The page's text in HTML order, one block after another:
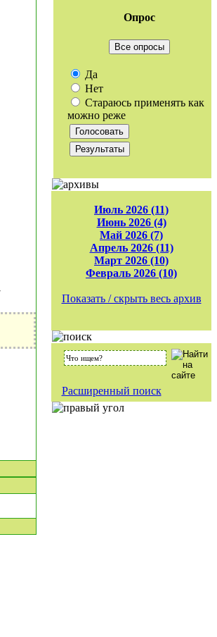
Опрос
Все опросы
Да
Нет
Стараюсь применять как
можно реже
Июль 2026 (11)
Июнь 2026 (4)
Май 2026 (7)
Апрель 2026 (11)
Март 2026 (10)
Февраль 2026 (10)
Показать / скрыть весь архив
Расширенный поиск